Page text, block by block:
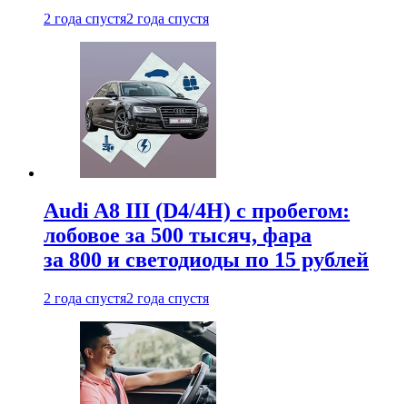
2 года спустя2 года спустя
Audi A8 III (D4/4H) c пробегом:
лобовое за 500 тысяч, фара
за 800 и светодиоды по 15 рублей
2 года спустя2 года спустя